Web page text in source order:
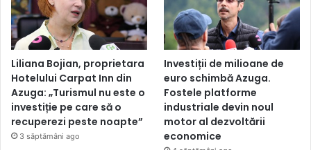
Liliana Bojian, proprietara
Hotelului Carpat Inn din
Azuga: „Turismul nu este o
investiție pe care să o
recuperezi peste noapte”
3 săptămâni ago
Investiții de milioane de
euro schimbă Azuga.
Fostele platforme
industriale devin noul
motor al dezvoltării
economice